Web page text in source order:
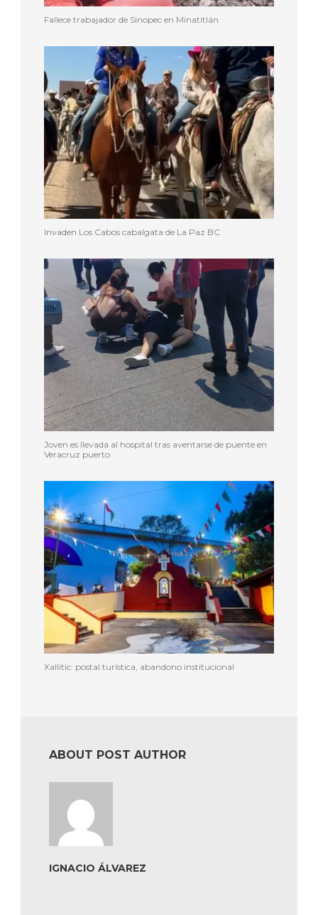
Fallece trabajador de Sinopec en Minatitlán
Invaden Los Cabos cabalgata de La Paz BC
Joven es llevada al hospital tras aventarse de puente en
Veracruz puerto
Xallitic: postal turística, abandono institucional
ABOUT POST AUTHOR
IGNACIO ÁLVAREZ